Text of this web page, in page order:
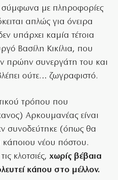
σύμφωνα με πληροφορίες
απλώς για όνειρα
υπάρχει καμία τέτοια
Βασίλη Κικίλια, που
πρώην συνεργάτη του και
ούτε… ζωγραφιστό.
τρόπου που
Αρκουμανέας είναι
συνοδεύτηκε (όπως θα
νέου πόστου.
κλοτσιές, χωρίς βέβαια
κάπου στο μέλλον.